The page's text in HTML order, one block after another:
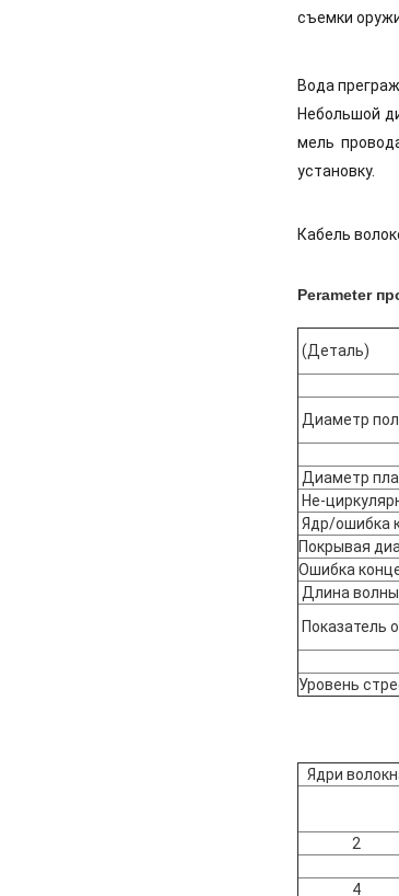
съемки
Вода
Небольшой
мель
установку.
Кабель
Perameter
(Деталь)
Диаметр
Диаметр
Не-
Ядр/ошибка
Покрывая
Ошибка
Длина
Показатель
Уровень
Ядри
2
4